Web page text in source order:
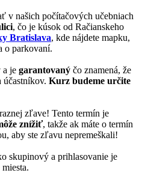
v našich počítačových učebniach
, čo je kúsok od Račianskeho
Bratislava, kde nájdete mapku,
o parkovaní.
a je garantovaný čo znamená, že
účastníkov. Kurz budeme určite
zľave! Tento termín je
znížiť, takže ak máte o termín
aby ste zľavu nepremeškali!
skupinový a prihlasovanie je